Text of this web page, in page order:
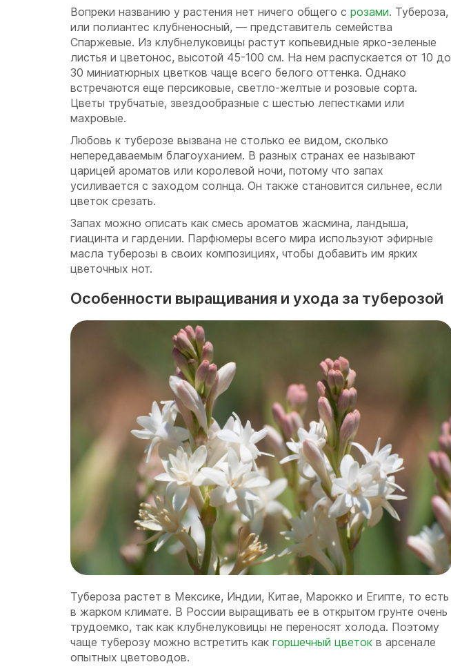
Вопреки названию у растения нет ничего общего с розами. Тубероза,
или полиантес клубненосный, — представитель семейства
Спаржевые. Из клубнелуковицы растут копьевидные ярко-зеленые
листья и цветонос, высотой 45-100 см. На нем распускается от 10 до
30 миниатюрных цветков чаще всего белого оттенка. Однако
встречаются еще персиковые, светло-желтые и розовые сорта.
Цветы трубчатые, звездообразные с шестью лепестками или
махровые.
Любовь к туберозе вызвана не столько ее видом, сколько
непередаваемым благоуханием. В разных странах ее называют
царицей ароматов или королевой ночи, потому что запах
усиливается с заходом солнца. Он также становится сильнее, если
цветок срезать.
Запах можно описать как смесь ароматов жасмина, ландыша,
гиацинта и гардении. Парфюмеры всего мира используют эфирные
масла туберозы в своих композициях, чтобы добавить им ярких
цветочных нот.
Особенности выращивания и ухода за туберозой
Тубероза растет в Мексике, Индии, Китае, Марокко и Египте, то есть
в жарком климате. В России выращивать ее в открытом грунте очень
трудоемко, так как клубнелуковицы не переносят холода. Поэтому
чаще туберозу можно встретить как горшечный цветок в арсенале
опытных цветоводов.